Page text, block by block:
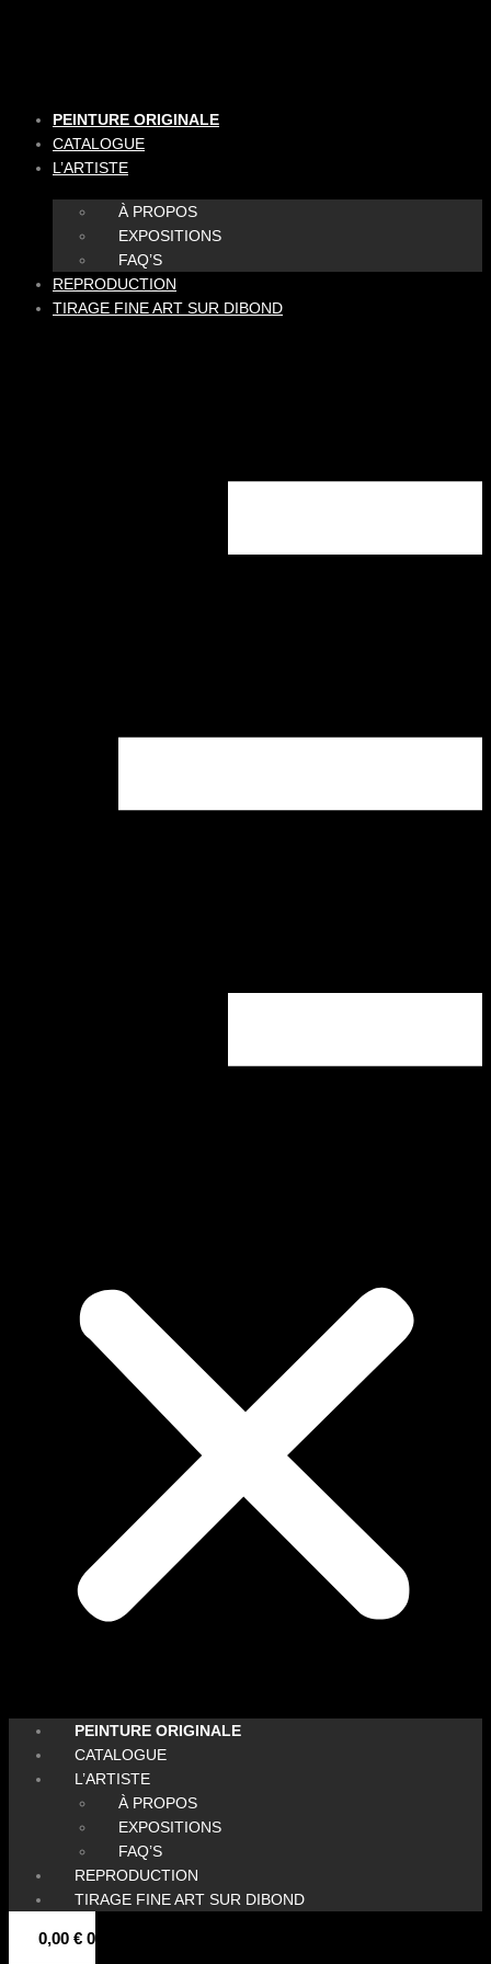
PEINTURE ORIGINALE
CATALOGUE
L’ARTISTE
À PROPOS
EXPOSITIONS
FAQ’S
REPRODUCTION
TIRAGE FINE ART SUR DIBOND
PEINTURE ORIGINALE
CATALOGUE
L’ARTISTE
À PROPOS
EXPOSITIONS
FAQ’S
REPRODUCTION
TIRAGE FINE ART SUR DIBOND
0,00 € 0